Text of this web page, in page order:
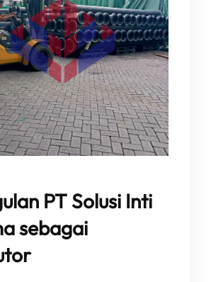
PT Solusi Inti
sebagai